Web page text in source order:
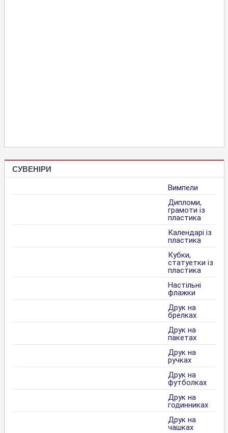
СУВЕНІРИ
Вимпели
Дипломи,
грамоти із
пластика
Календарі із
пластика
Кубки,
статуетки із
пластика
Настільні
флажки
Друк на
брелках
Друк на
пакетах
Друк на
ручках
Друк на
футболках
Друк на
годинниках
Друк на
чашках